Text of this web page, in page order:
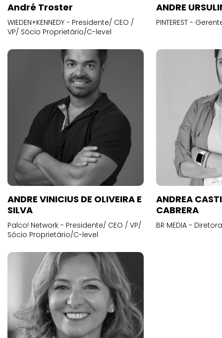
André Troster
WIEDEN+KENNEDY - Presidente/ CEO /
VP/ Sócio Proprietário/C-level
ANDRE
PINTEREST -
ANDRE VINICIUS DE OLIVEIRA E
SILVA
Palco! Network - Presidente/ CEO / VP/
Sócio Proprietário/C-level
ANDREA
CABRERA
BR MEDIA -